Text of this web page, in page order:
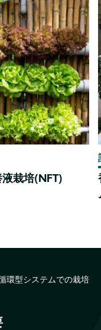
栽培(NFT)
環型システムでの栽培